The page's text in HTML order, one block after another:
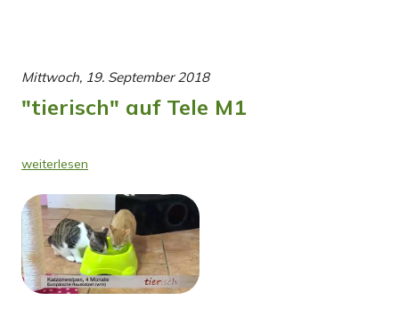
Mittwoch, 19. September 2018
"tierisch" auf Tele M1
weiterlesen